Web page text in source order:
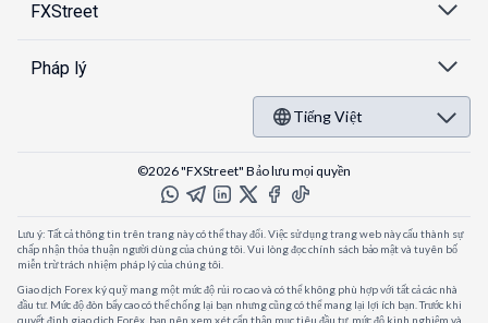
FXStreet
Pháp lý
Tiếng Việt
©2026 "FXStreet" Bảo lưu mọi quyền
Lưu ý: Tất cả thông tin trên trang này có thể thay đổi. Việc sử dụng trang web này cấu thành sự
chấp nhận thỏa thuận người dùng của chúng tôi. Vui lòng đọc chính sách bảo mật và tuyên bố
miễn trừ trách nhiệm pháp lý của chúng tôi.
Giao dịch Forex ký quỹ mang một mức độ rủi ro cao và có thể không phù hợp với tất cả các nhà
đầu tư. Mức độ đòn bẩy cao có thể chống lại bạn nhưng cũng có thể mang lại lợi ích bạn. Trước khi
quyết định giao dịch Forêx, bạn nên xem xét cẩn thận mục tiêu đầu tư, mức độ kinh nghiệm và